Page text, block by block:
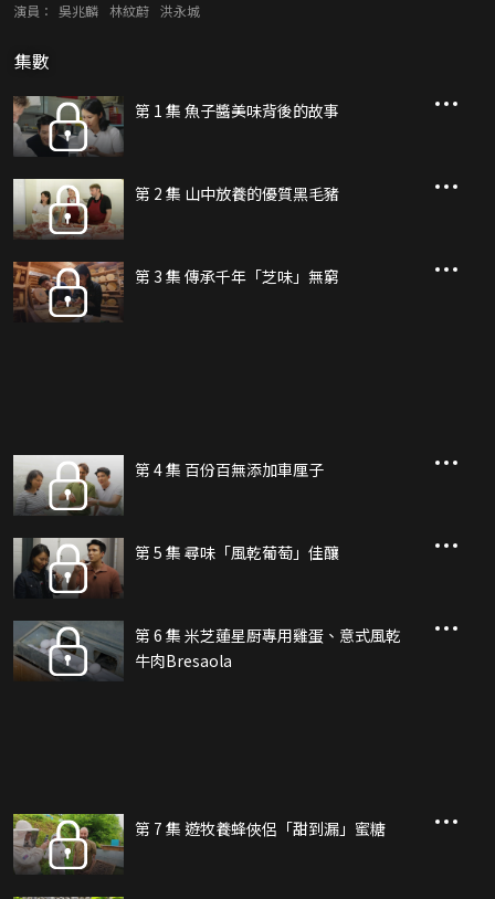
演員： 吳兆麟 林紋蔚 洪永城
集數
第 1 集 魚子醬美味背後的故事
第 2 集 山中放養的優質黑毛豬
第 3 集 傳承千年「芝味」無窮
第 4 集 百份百無添加車厘子
第 5 集 尋味「風乾葡萄」佳釀
第 6 集 米芝蓮星㕑專用雞蛋、意式風乾
牛肉Bresaola
第 7 集 遊牧養蜂俠侶「甜到漏」蜜糖